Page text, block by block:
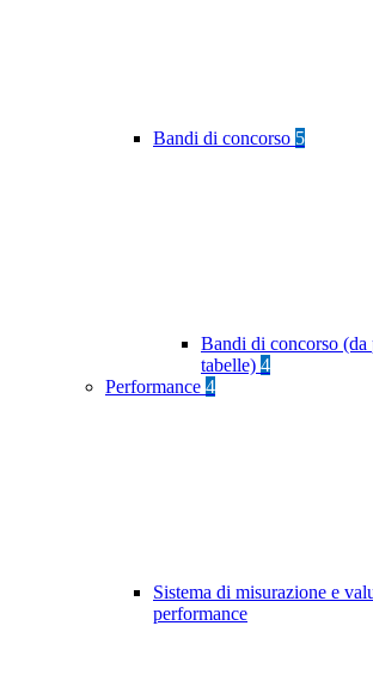
Bandi di concorso 5
Bandi di concorso (da
tabelle) 4
Performance 4
Sistema di misurazione e
performance